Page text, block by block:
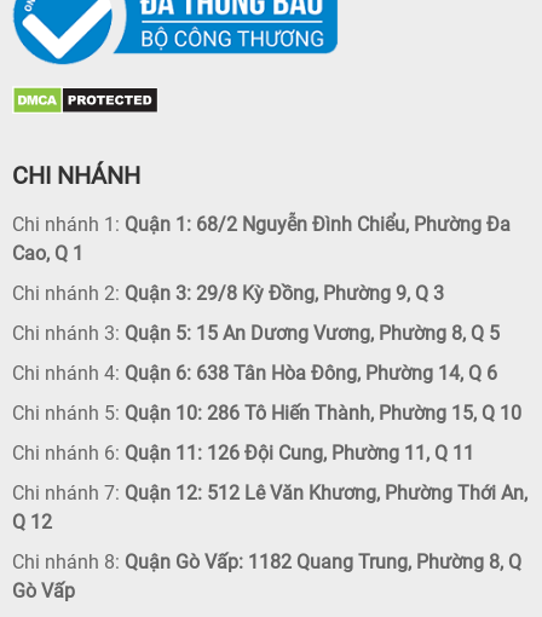
CHI NHÁNH
Chi nhánh 1: Quận 1: 68/2 Nguyễn Đình Chiểu, Phường Đa
Cao, Q 1
Chi nhánh 2: Quận 3: 29/8 Kỳ Đồng, Phường 9, Q 3
Chi nhánh 3: Quận 5: 15 An Dương Vương, Phường 8, Q 5
Chi nhánh 4: Quận 6: 638 Tân Hòa Đông, Phường 14, Q 6
Chi nhánh 5: Quận 10: 286 Tô Hiến Thành, Phường 15, Q 10
Chi nhánh 6: Quận 11: 126 Đội Cung, Phường 11, Q 11
Chi nhánh 7: Quận 12: 512 Lê Văn Khương, Phường Thới An,
Q 12
Chi nhánh 8: Quận Gò Vấp: 1182 Quang Trung, Phường 8, Q
Gò Vấp